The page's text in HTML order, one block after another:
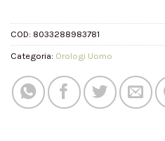
COD: 8033288983781
Categoria: Orologi Uomo